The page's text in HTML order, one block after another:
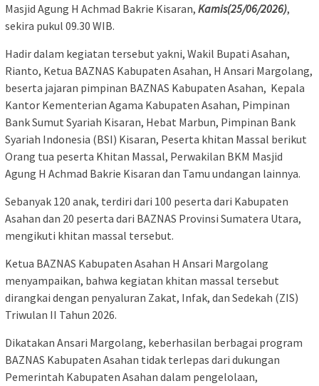
Masjid Agung H Achmad Bakrie Kisaran, Kamis(25/06/2026),
sekira pukul 09.30 WIB.
Hadir dalam kegiatan tersebut yakni, Wakil Bupati Asahan,
Rianto, Ketua BAZNAS Kabupaten Asahan, H Ansari Margolang,
beserta jajaran pimpinan BAZNAS Kabupaten Asahan, Kepala
Kantor Kementerian Agama Kabupaten Asahan, Pimpinan
Bank Sumut Syariah Kisaran, Hebat Marbun, Pimpinan Bank
Syariah Indonesia (BSI) Kisaran, Peserta khitan Massal berikut
Orang tua peserta Khitan Massal, Perwakilan BKM Masjid
Agung H Achmad Bakrie Kisaran dan Tamu undangan lainnya.
Sebanyak 120 anak, terdiri dari 100 peserta dari Kabupaten
Asahan dan 20 peserta dari BAZNAS Provinsi Sumatera Utara,
mengikuti khitan massal tersebut.
Ketua BAZNAS Kabupaten Asahan H Ansari Margolang
menyampaikan, bahwa kegiatan khitan massal tersebut
dirangkai dengan penyaluran Zakat, Infak, dan Sedekah (ZIS)
Triwulan II Tahun 2026.
Dikatakan Ansari Margolang, keberhasilan berbagai program
BAZNAS Kabupaten Asahan tidak terlepas dari dukungan
Pemerintah Kabupaten Asahan dalam pengelolaan,